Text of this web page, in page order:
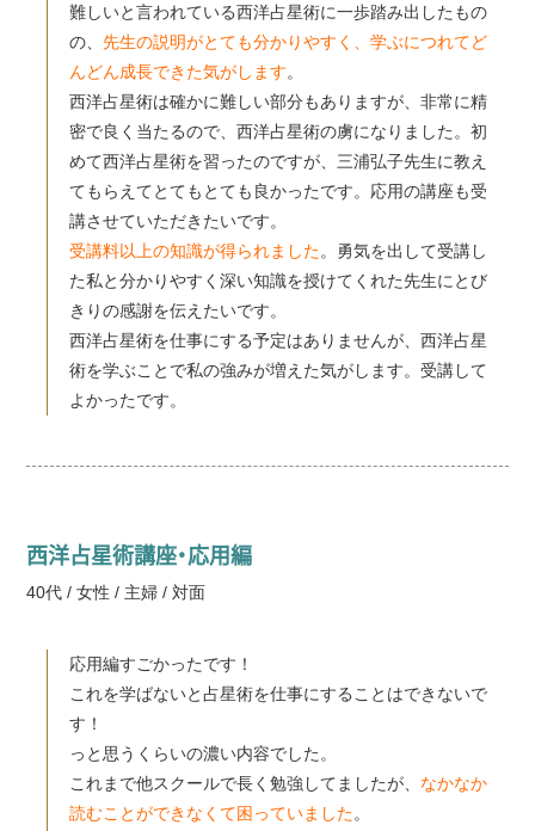
難しいと言われている西洋占星術に一歩踏み出したもの
の、先生の説明がとても分かりやすく、学ぶにつれてど
んどん成長できた気がします。
西洋占星術は確かに難しい部分もありますが、非常に精
密で良く当たるので、西洋占星術の虜になりました。初
めて西洋占星術を習ったのですが、三浦弘子先生に教え
てもらえてとてもとても良かったです。応用の講座も受
講させていただきたいです。
受講料以上の知識が得られました。勇気を出して受講し
た私と分かりやすく深い知識を授けてくれた先生にとび
きりの感謝を伝えたいです。
西洋占星術を仕事にする予定はありませんが、西洋占星
術を学ぶことで私の強みが増えた気がします。受講して
よかったです。
西洋占星術講座・応用編
40代 / 女性 / 主婦 / 対面
応用編すごかったです！
これを学ばないと占星術を仕事にすることはできないで
す！
っと思うくらいの濃い内容でした。
これまで他スクールで長く勉強してましたが、 なかなか
読むことができなくて困っていました。